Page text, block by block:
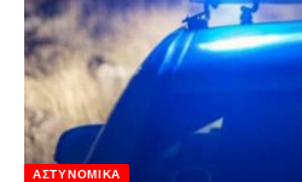
ΑΣΤΥΝΟΜΙΚΆ